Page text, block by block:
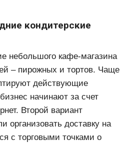
кондитерские
небольшого кафе-магазина
– пирожных и тортов. Чаще
действующие
начинают за счет
Второй вариант
организовать доставку на
с торговыми точками о